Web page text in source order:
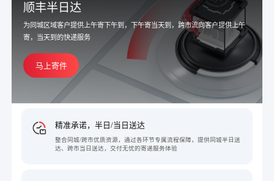
顺丰半日达
为同城区域客户提供上午寄下午到，下午寄当天到，跨市流向客户提供上午
寄，当天到的快递服务
马上寄件
精准承诺，半日/当日送达
整合同城/跨市优质资源，通过各环节专属流程保障，提供同城半日送
达、跨市当日送达，交付无忧的寄递服务体验